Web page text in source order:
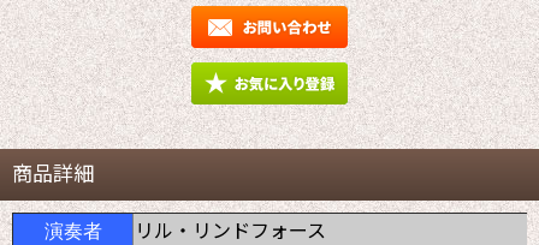
商品詳細
演奏者 リル・リンドフォース